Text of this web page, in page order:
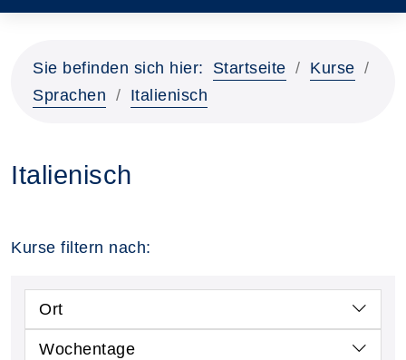
Sie befinden sich hier: Startseite
Kurse
Sprachen
Italienisch
Italienisch
Kurse filtern nach:
Ort
Wochentage